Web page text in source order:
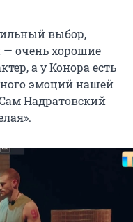
выбор,
очень хорошие
а у Конора есть
эмоций нашей
Надратовский